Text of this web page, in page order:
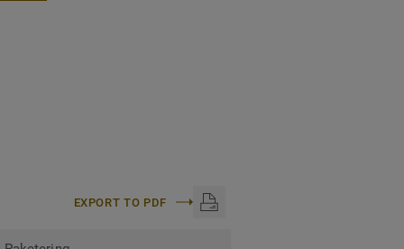
EXPORT TO PDF